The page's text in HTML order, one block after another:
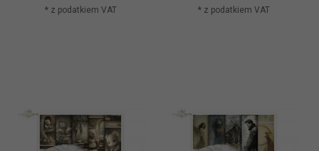
* z podatkiem VAT * z podatkiem VAT